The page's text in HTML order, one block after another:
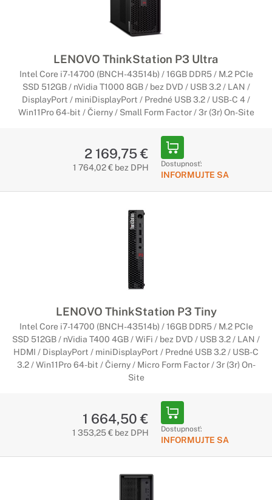
LENOVO ThinkStation P3 Ultra
Intel Core i7-14700 (BNCH-43514b) / 16GB DDR5 / M.2 PCIe
SSD 512GB / nVidia T1000 8GB / bez DVD / USB 3.2 / LAN /
DisplayPort / miniDisplayPort / Predné USB 3.2 / USB-C 4 /
Win11Pro 64-bit / Čierny / Small Form Factor / 3r (3r) On-Site
2 169,75 €
1 764,02 € bez DPH Dostupnosť:
INFORMUJTE SA
LENOVO ThinkStation P3 Tiny
Intel Core i7-14700 (BNCH-43514b) / 16GB DDR5 / M.2 PCIe
SSD 512GB / nVidia T400 4GB / WiFi / bez DVD / USB 3.2 / LAN /
HDMI / DisplayPort / miniDisplayPort / Predné USB 3.2 / USB-C
3.2 / Win11Pro 64-bit / Čierny / Micro Form Factor / 3r (3r) On-
Site
1 664,50 €
1 353,25 € bez DPH Dostupnosť:
INFORMUJTE SA